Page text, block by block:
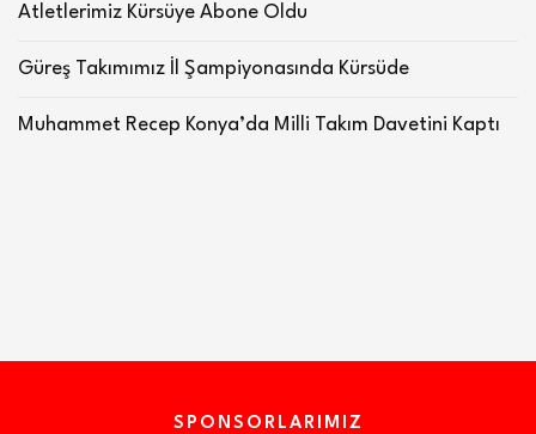
Atletlerimiz Kürsüye Abone Oldu
Güreş Takımımız İl Şampiyonasında Kürsüde
Muhammet Recep Konya’da Milli Takım Davetini Kaptı
SPONSORLARIMIZ